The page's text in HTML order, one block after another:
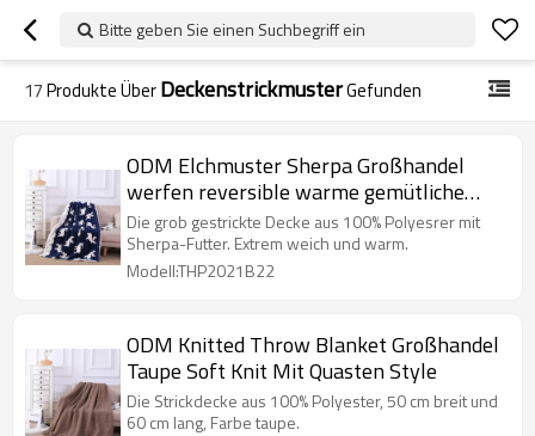
Bitte geben Sie einen Suchbegriff ein
17Produkte ÜberDeckenstrickmusterGefunden
ODM Elchmuster Sherpa Großhandel
werfen reversible warme gemütliche
gestrickte Decke
Die grob gestrickte Decke aus 100% Polyesrer mit
Sherpa-Futter. Extrem weich und warm.
Modell:THP2021B22
ODM Knitted Throw Blanket Großhandel
Taupe Soft Knit Mit Quasten Style
Die Strickdecke aus 100% Polyester, 50 cm breit und
60 cm lang, Farbe taupe.